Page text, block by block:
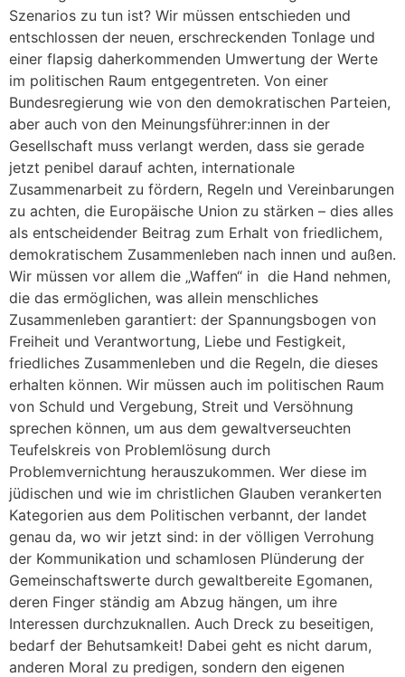
Szenarios zu tun ist? Wir müssen entschieden und
entschlossen der neuen, erschreckenden Tonlage und
einer flapsig daherkommenden Umwertung der Werte
im politischen Raum entgegentreten. Von einer
Bundesregierung wie von den demokratischen Parteien,
aber auch von den Meinungsführer:innen in der
Gesellschaft muss verlangt werden, dass sie gerade
jetzt penibel darauf achten, internationale
Zusammenarbeit zu fördern, Regeln und Vereinbarungen
zu achten, die Europäische Union zu stärken – dies alles
als entscheidender Beitrag zum Erhalt von friedlichem,
demokratischem Zusammenleben nach innen und außen.
Wir müssen vor allem die „Waffen“ in die Hand nehmen,
die das ermöglichen, was allein menschliches
Zusammenleben garantiert: der Spannungsbogen von
Freiheit und Verantwortung, Liebe und Festigkeit,
friedliches Zusammenleben und die Regeln, die dieses
erhalten können. Wir müssen auch im politischen Raum
von Schuld und Vergebung, Streit und Versöhnung
sprechen können, um aus dem gewaltverseuchten
Teufelskreis von Problemlösung durch
Problemvernichtung herauszukommen. Wer diese im
jüdischen und wie im christlichen Glauben verankerten
Kategorien aus dem Politischen verbannt, der landet
genau da, wo wir jetzt sind: in der völligen Verrohung
der Kommunikation und schamlosen Plünderung der
Gemeinschaftswerte durch gewaltbereite Egomanen,
deren Finger ständig am Abzug hängen, um ihre
Interessen durchzuknallen. Auch Dreck zu beseitigen,
bedarf der Behutsamkeit! Dabei geht es nicht darum,
anderen Moral zu predigen, sondern den eigenen